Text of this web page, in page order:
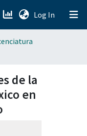
Log In (current)
de la
en